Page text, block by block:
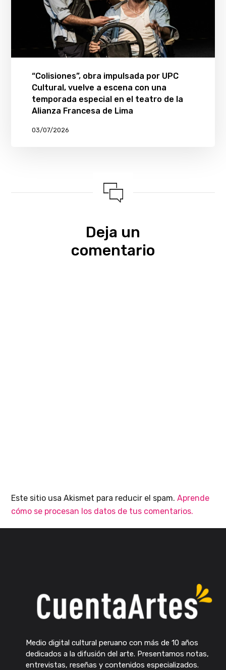
“Colisiones”, obra impulsada por UPC
Cultural, vuelve a escena con una
temporada especial en el teatro de la
Alianza Francesa de Lima
03/07/2026
Deja un
comentario
Este sitio usa Akismet para reducir el spam.Aprende
cómo se procesan los datos de tus comentarios.
Medio digital cultural peruano con más de 10 años
dedicados a la difusión del arte. Presentamos notas,
entrevistas, reseñas y contenidos especializados.